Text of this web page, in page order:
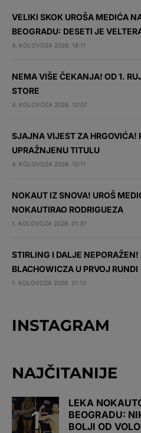
VELIKI SKOK UROŠA MEDIĆA
BEOGRADU: DESETI JE
4. KOLOVOZA 2026. 16:11
NEMA VIŠE ČEKANJA! OD 1.
STORE
4. KOLOVOZA 2026. 12:07
SJAJNA VIJEST ZA HRGOVIĆA!
UPRAŽNJENU TITULU
4. KOLOVOZA 2026. 10:11
NOKAUT IZ SNOVA! UROŠ
NOKAUTIRAO RODRIGUEZA
1. KOLOVOZA 2026. 21:37
STIRLING I DALJE
BLACHOWICZA U PRVOJ RUNDI
1. KOLOVOZA 2026. 21:10
INSTAGRAM
NAJČITANIJE
LEKA
BEOGRADU:
BOLJI OD